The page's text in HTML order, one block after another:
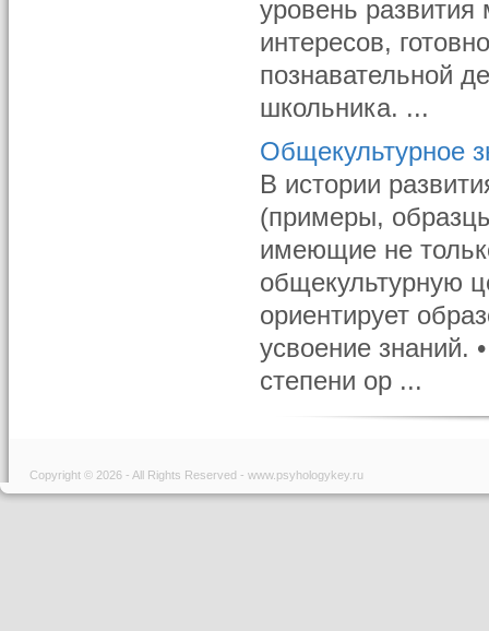
уровень
интересов,
познавательной
школьника. ...
Общекультурное
В истории
(примеры,
имеющие не
общекультурную
ориентирует
усвоение знаний.
степени ор ...
Copyright © 2026 - All Rights Reserved - www.psyhologykey.ru